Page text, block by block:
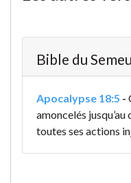
Bible du
Apocalypse 18:5 -
amoncelés jusqu’au
toutes ses actions